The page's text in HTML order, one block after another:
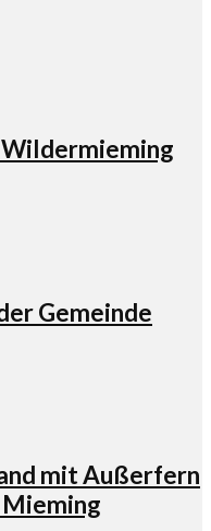
Wildermieming
Gemeinde
mit Außerfern
Mieming